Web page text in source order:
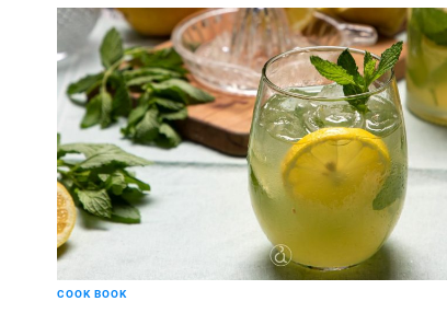
COOK BOOK